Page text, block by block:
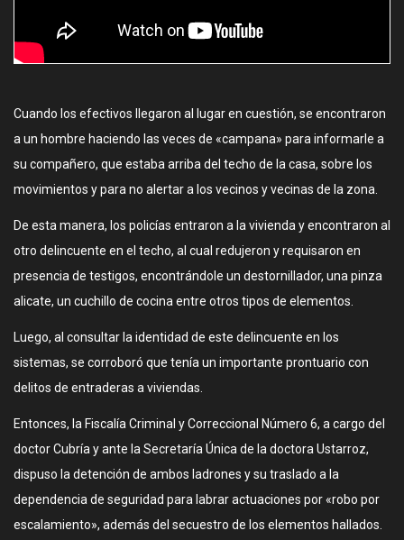
Cuando los efectivos llegaron al lugar en cuestión, se encontraron
a un hombre haciendo las veces de «campana» para informarle a
su compañero, que estaba arriba del techo de la casa, sobre los
movimientos y para no alertar a los vecinos y vecinas de la zona.
De esta manera, los policías entraron a la vivienda y encontraron al
otro delincuente en el techo, al cual redujeron y requisaron en
presencia de testigos, encontrándole un destornillador, una pinza
alicate, un cuchillo de cocina entre otros tipos de elementos.
Luego, al consultar la identidad de este delincuente en los
sistemas, se corroboró que tenía un importante prontuario con
delitos de entraderas a viviendas.
Entonces, la Fiscalía Criminal y Correccional Número 6, a cargo del
doctor Cubría y ante la Secretaría Única de la doctora Ustarroz,
dispuso la detención de ambos ladrones y su traslado a la
dependencia de seguridad para labrar actuaciones por «robo por
escalamiento», además del secuestro de los elementos hallados.